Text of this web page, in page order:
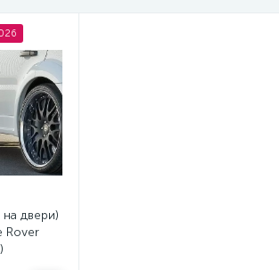
двери)
Rover